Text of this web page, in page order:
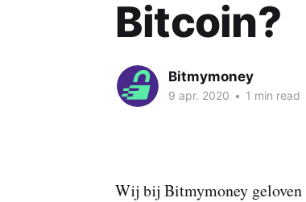
Bitcoin?
Bitmymoney
9 apr. 2020 • 1 min read
Wij bij Bitmymoney